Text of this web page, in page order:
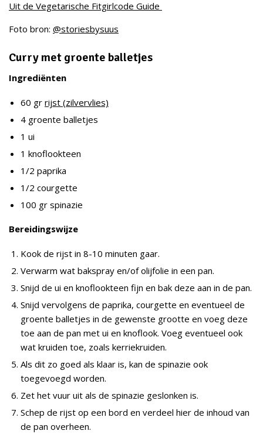
Uit de Vegetarische Fitgirlcode Guide
Foto bron: @storiesbysuus
Curry met groente balletjes
Ingrediënten
60 gr rijst (zilvervlies)
4 groente balletjes
1 ui
1 knoflookteen
1/2 paprika
1/2 courgette
100 gr spinazie
Bereidingswijze
Kook de rijst in 8-10 minuten gaar.
Verwarm wat bakspray en/of olijfolie in een pan.
Snijd de ui en knoflookteen fijn en bak deze aan in de pan.
Snijd vervolgens de paprika, courgette en eventueel de
groente balletjes in de gewenste grootte en voeg deze
toe aan de pan met ui en knoflook. Voeg eventueel ook
wat kruiden toe, zoals kerriekruiden.
Als dit zo goed als klaar is, kan de spinazie ook
toegevoegd worden.
Zet het vuur uit als de spinazie geslonken is.
Schep de rijst op een bord en verdeel hier de inhoud van
de pan overheen.